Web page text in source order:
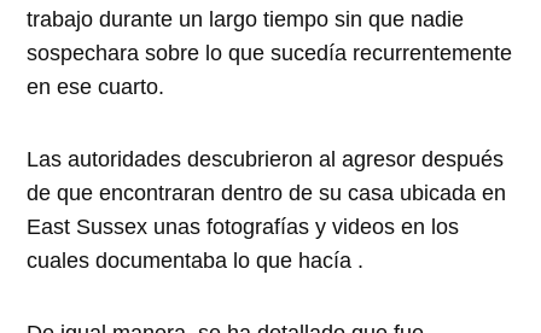
trabajo durante un largo tiempo sin que nadie
sospechara sobre lo que sucedía recurrentemente
en ese cuarto.
Las autoridades descubrieron al agresor después
de que encontraran dentro de su casa ubicada en
East Sussex unas fotografías y videos en los
cuales documentaba lo que hacía .